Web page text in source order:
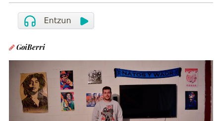
GoiBerri